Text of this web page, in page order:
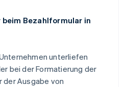
beim Bezahlformular in
unterliefen
bei der Formatierung der
der Ausgabe von